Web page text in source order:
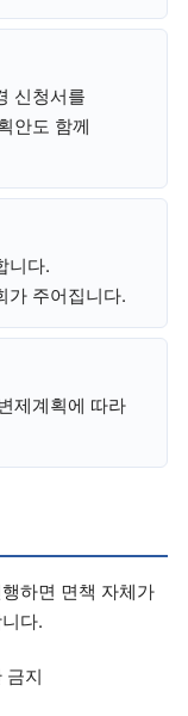
신청서를
안도 함께
니다.
가 주어집니다.
제계획에 따라
하면 면책 자체가
다.
금지